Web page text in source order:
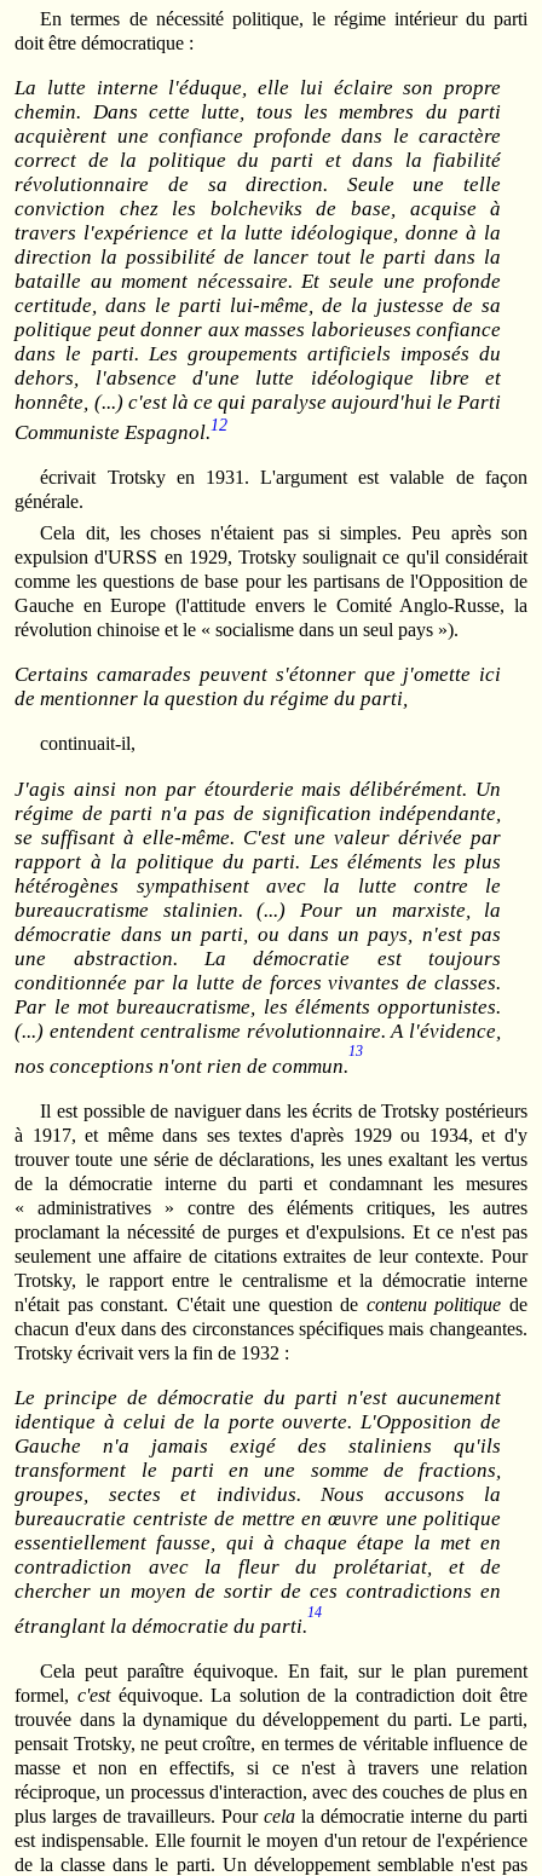
En termes de nécessité politique, le régime intérieur du parti
doit être démocratique :
La lutte interne l'éduque, elle lui éclaire son propre
chemin. Dans cette lutte, tous les membres du parti
acquièrent une confiance profonde dans le caractère
correct de la politique du parti et dans la fiabilité
révolutionnaire de sa direction. Seule une telle
conviction chez les bolcheviks de base, acquise à
travers l'expérience et la lutte idéologique, donne à la
direction la possibilité de lancer tout le parti dans la
bataille au moment nécessaire. Et seule une profonde
certitude, dans le parti lui-même, de la justesse de sa
politique peut donner aux masses laborieuses confiance
dans le parti. Les groupements artificiels imposés du
dehors, l'absence d'une lutte idéologique libre et
honnête, (...) c'est là ce qui paralyse aujourd'hui le Parti
Communiste Espagnol.12
écrivait Trotsky en 1931. L'argument est valable de façon
générale.
Cela dit, les choses n'étaient pas si simples. Peu après son
expulsion d'URSS en 1929, Trotsky soulignait ce qu'il considérait
comme les questions de base pour les partisans de l'Opposition de
Gauche en Europe (l'attitude envers le Comité Anglo-Russe, la
révolution chinoise et le « socialisme dans un seul pays »).
Certains camarades peuvent s'étonner que j'omette ici
de mentionner la question du régime du parti,
continuait-il,
J'agis ainsi non par étourderie mais délibérément. Un
régime de parti n'a pas de signification indépendante,
se suffisant à elle-même. C'est une valeur dérivée par
rapport à la politique du parti. Les éléments les plus
hétérogènes sympathisent avec la lutte contre le
bureaucratisme stalinien. (...) Pour un marxiste, la
démocratie dans un parti, ou dans un pays, n'est pas
une abstraction. La démocratie est toujours
conditionnée par la lutte de forces vivantes de classes.
Par le mot bureaucratisme, les éléments opportunistes.
(...) entendent centralisme révolutionnaire. A l'évidence,
nos conceptions n'ont rien de commun.
13
Il est possible de naviguer dans les écrits de Trotsky postérieurs
à 1917, et même dans ses textes d'après 1929 ou 1934, et d'y
trouver toute une série de déclarations, les unes exaltant les vertus
de la démocratie interne du parti et condamnant les mesures
« administratives » contre des éléments critiques, les autres
proclamant la nécessité de purges et d'expulsions. Et ce n'est pas
seulement une affaire de citations extraites de leur contexte. Pour
Trotsky, le rapport entre le centralisme et la démocratie interne
n'était pas constant. C'était une question de contenu politique de
chacun d'eux dans des circonstances spécifiques mais changeantes.
Trotsky écrivait vers la fin de 1932 :
Le principe de démocratie du parti n'est aucunement
identique à celui de la porte ouverte. L'Opposition de
Gauche n'a jamais exigé des staliniens qu'ils
transforment le parti en une somme de fractions,
groupes, sectes et individus. Nous accusons la
bureaucratie centriste de mettre en œuvre une politique
essentiellement fausse, qui à chaque étape la met en
contradiction avec la fleur du prolétariat, et de
chercher un moyen de sortir de ces contradictions en
étranglant la démocratie du parti.
14
Cela peut paraître équivoque. En fait, sur le plan purement
formel, c'estéquivoque. La solution de la contradiction doit être
trouvée dans la dynamique du développement du parti. Le parti,
pensait Trotsky, ne peut croître, en termes de véritable influence de
masse et non en effectifs, si ce n'est à travers une relation
réciproque, un processus d'interaction, avec des couches de plus en
plus larges de travailleurs. Pour cela la démocratie interne du parti
est indispensable. Elle fournit le moyen d'un retour de l'expérience
de la classe dans le parti. Un développement semblable n'est pas